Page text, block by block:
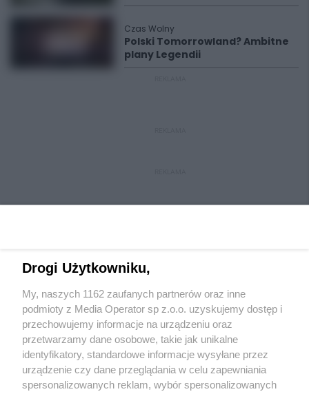
Czas Wolny
Polski Tomorrowland? Ambitne
plany Legendii
Wydawca mediówlokalnych
Drogi Użytkowniku,
My, naszych 1162 zaufanych partnerów oraz inne
podmioty z Media Operator sp z.o.o. uzyskujemy dostęp i
przechowujemy informacje na urządzeniu oraz
przetwarzamy dane osobowe, takie jak unikalne
identyfikatory, standardowe informacje wysyłane przez
urządzenie czy dane przeglądania w celu zapewniania
spersonalizowanych reklam, wybór spersonalizowanych